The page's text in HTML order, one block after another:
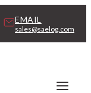
EMAIL
sales@saelog.com